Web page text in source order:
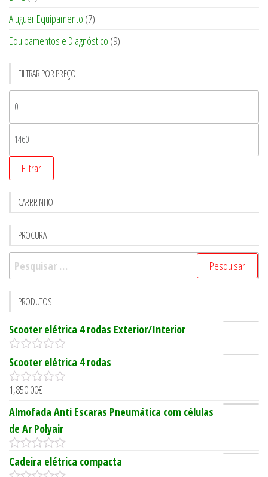
Aluguer Equipamento (7)
Equipamentos e Diagnóstico (9)
FILTRAR POR PREÇO
Filtrar
CARRRINHO
PROCURA
Pesquisar
por:
PRODUTOS
Scooter elétrica 4 rodas Exterior/Interior
0
o
u
t
f
5
Scooter elétrica 4 rodas
0
u
t
o
f
5
1,850.00€
Almofada Anti Escaras Pneumática com células
de Ar Polyair
0
o
Cadeira elétrica compacta